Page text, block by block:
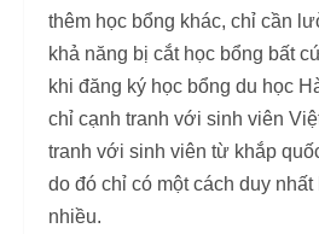
thêm học bổng khác, chỉ cần
khả năng bị cắt học bổng bất
khi đăng ký học bổng du học
chỉ cạnh tranh với sinh viên
tranh với sinh viên từ khắp
do đó chỉ có một cách duy nhất
nhiều.